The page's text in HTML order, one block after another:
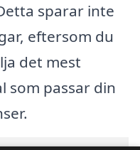
sparar inte
eftersom du
det mest
som passar din